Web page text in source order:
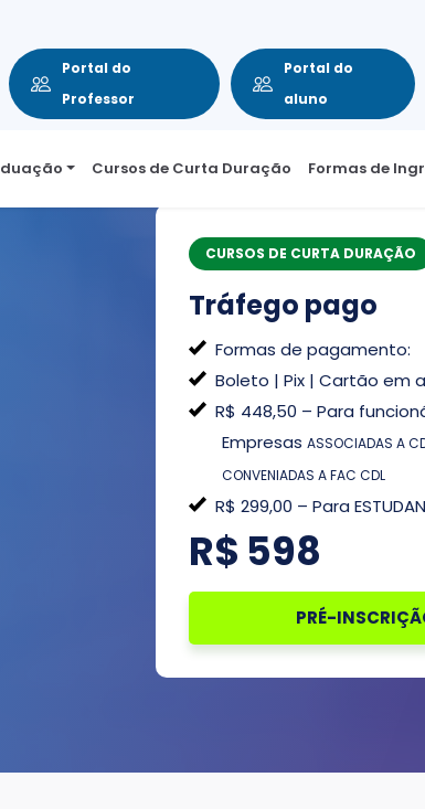
Portal do
Professor
Portal do
aluno
Cursos de Curta Duração Formas de
CURSOS DE CURTA DURAÇÃO
Tráfego pago
Formas de pagamento:
Boleto | Pix | Cartão em
R$ 448,50 – Para
Empresas ASSOCIADAS A
CONVENIADAS A FAC CDL
R$ 299,00 – Para
R$ 598
PRÉ-